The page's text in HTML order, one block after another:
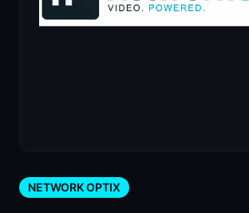
NETWORK OPTIX